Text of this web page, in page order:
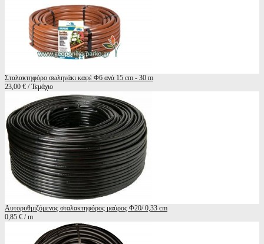
Σταλακτηφόρο σωληνάκι καφέ Φ6 ανά 15 cm - 30 m
23,00 € / Τεμάχιο
Αυτορυθμιζόμενος σταλακτηφόρος μαύρος Φ20/ 0,33 cm
0,85 € / m